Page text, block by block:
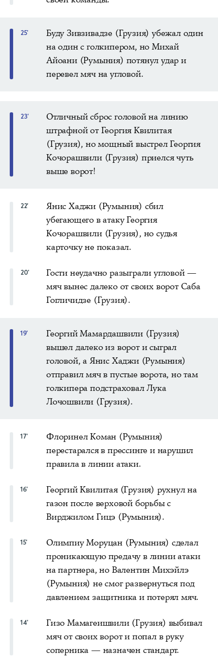
25'
Буду Зивзивадзе (Грузия) убежал один
на один с голкипером, но Михай
Айоани (Румыния) потянул удар и
перевел мяч на угловой.
23'
Отличный сброс головой на линию
штрафной от Георгия Квилитая
(Грузия), но мощный выстрел Георгия
Кочорашвили (Грузия) приелся чуть
выше ворот!
22'
Янис Хаджи (Румыния) сбил
убегающего в атаку Георгия
Кочорашвили (Грузия), но судья
карточку не показал.
20'
Гости неудачно разыграли угловой —
мяч вынес далеко от своих ворот Саба
Гогличидзе (Грузия).
19'
Георгий Мамардашвили (Грузия)
вышел далеко из ворот и сыграл
головой, а Янис Хаджи (Румыния)
отправил мяч в пустые ворота, но там
голкипера подстраховал Лука
Лочошвили (Грузия).
17'
Флоринел Коман (Румыния)
перестарался в прессинге и нарушил
правила в линии атаки.
16'
Георгий Квилитая (Грузия) рухнул на
газон после верховой борьбы с
Вирджилом Гицэ (Румыния).
15'
Олимпиу Моруцан (Румыния) сделал
проникающую предачу в линии атаки
на партнера, но Валентин Михэйлэ
(Румыния) не смог развернуться под
давлением защитника и потерял мяч.
14'
Гизо Мамагеишвили (Грузия) выбивал
мяч от своих ворот и попал в руку
соперника — назначен стандарт.